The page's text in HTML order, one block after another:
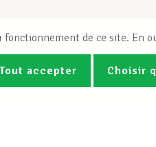
fonctionnement de ce site.
Tout accepter Choisir